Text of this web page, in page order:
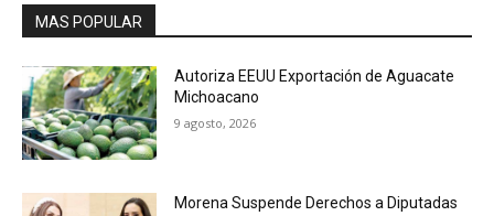
MAS POPULAR
Autoriza EEUU Exportación de Aguacate
Michoacano
9 agosto, 2026
Morena Suspende Derechos a Diputadas